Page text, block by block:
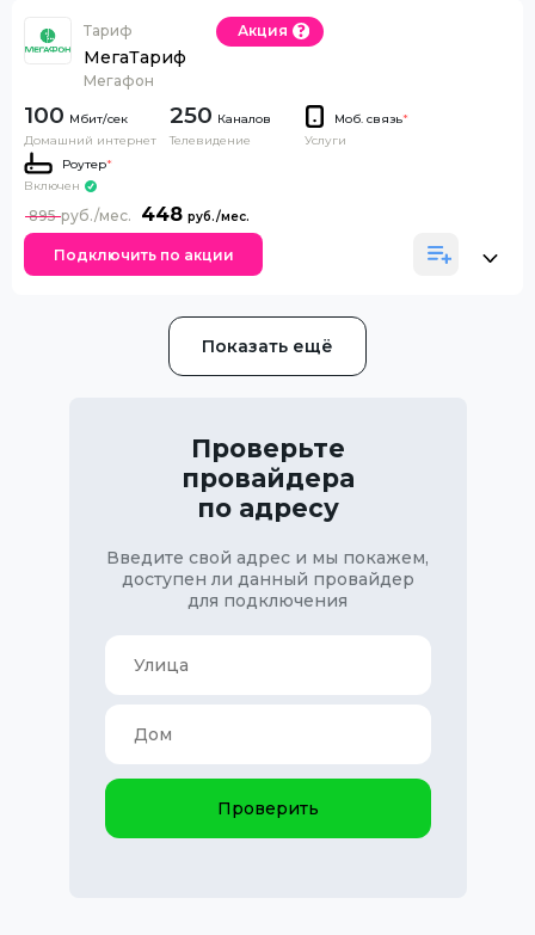
Тариф
МегаТариф
Мегафон
Акция
100
Домашний интернет
250 Каналов
Телевидение
Моб. связь*
Услуги
Роутер*
Включен
448
895
Подключить по акции
Показать ещё
Проверьте
провайдера
по адресу
Введите свой адрес и мы покажем,
доступен ли данный провайдер
для подключения
Проверить